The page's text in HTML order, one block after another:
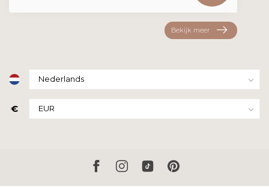
Bekijk meer
€